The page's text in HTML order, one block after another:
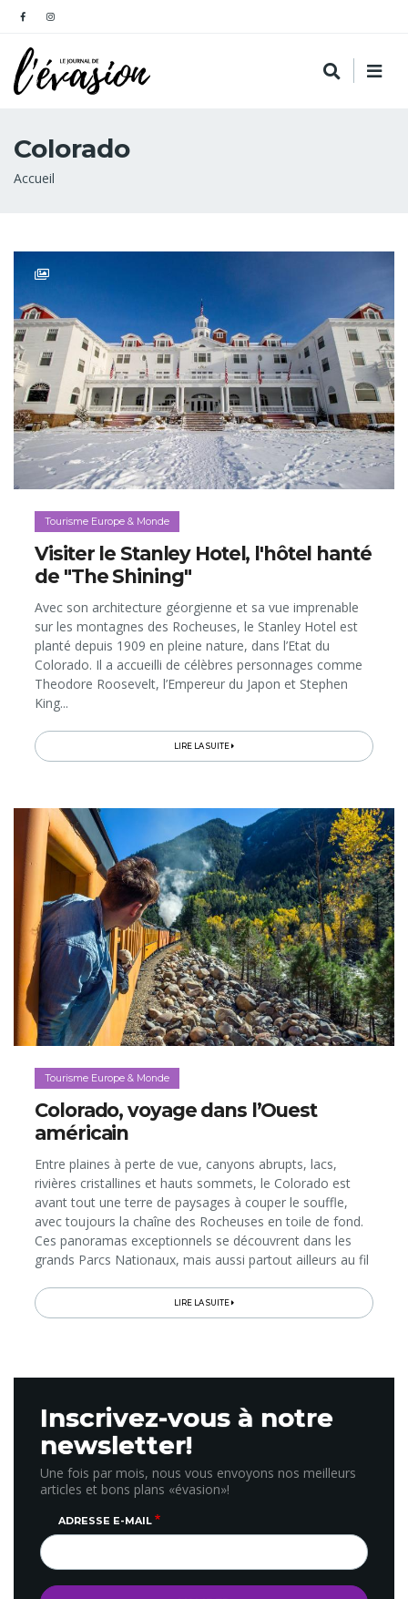
Colorado
Fil
Accueil
Tourisme Europe & Monde
Visiter le Stanley Hotel, l'hôtel hanté
de "The Shining"
Avec son architecture géorgienne et sa vue imprenable
sur les montagnes des Rocheuses, le Stanley Hotel est
planté depuis 1909 en pleine nature, dans l’Etat du
Colorado. Il a accueilli de célèbres personnages comme
Theodore Roosevelt, l’Empereur du Japon et Stephen
King...
LIRE LA SUITE
Tourisme Europe & Monde
Colorado, voyage dans l’Ouest
américain
Entre plaines à perte de vue, canyons abrupts, lacs,
rivières cristallines et hauts sommets, le Colorado est
avant tout une terre de paysages à couper le souffle,
avec toujours la chaîne des Rocheuses en toile de fond.
Ces panoramas exceptionnels se découvrent dans les
grands Parcs Nationaux, mais aussi partout ailleurs au fil
bien souvent, nous plongent dans des décors et
ambiances de films western. Voici quelques «musts» à
LIRE LA SUITE
Inscrivez-vous à notre
newsletter!
Une fois par mois, nous vous envoyons nos meilleurs
articles et bons plans «évasion»!
ADRESSE E-MAIL